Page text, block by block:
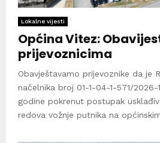
Lokalne vijesti
Općina Vitez:
prijevoznicima
Obavještavamo prijevoznike da je
načelnika broj 01-1-04-1-571/2026-
godine pokrenut postupak
redova vožnje putnika na